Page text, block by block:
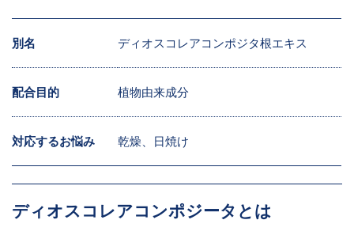
別名 ディオスコレアコンポジタ根エキス
配合目的 植物由来成分
対応するお悩み 乾燥、日焼け
ディオスコレアコンポジータとは